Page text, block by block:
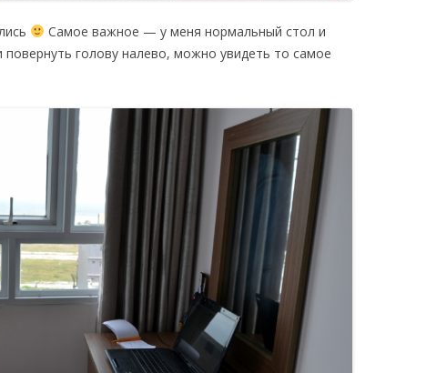
Самое важное — у меня нормальный стол и
голову налево, можно увидеть то самое